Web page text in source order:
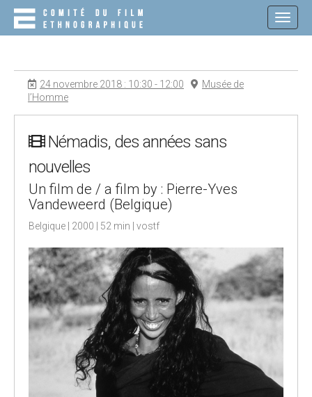
24 novembre 2018 : 10:30 - 12:00
Musée de
l’Homme
Némadis, des années sans
nouvelles
Un film de / a film by : Pierre-Yves
Vandeweerd (Belgique)
Belgique | 2000 | 52 min | vostf